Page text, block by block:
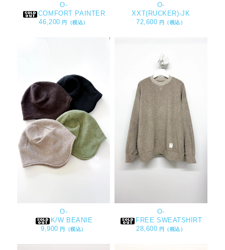
O-
COMFORT PAINTER
46,200 円（税込）
O-
XXT(RUCKER)-JK
72,600 円（税込）
O-
K/W BEANIE
9,900 円（税込）
O-
FREE SWEATSHIRT
28,600 円（税込）